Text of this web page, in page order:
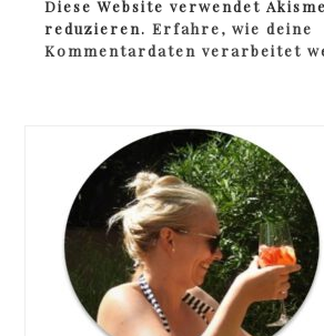
Diese Website verwendet
reduzieren.Erfahre, wie deine
Kommentardaten verarbeitet